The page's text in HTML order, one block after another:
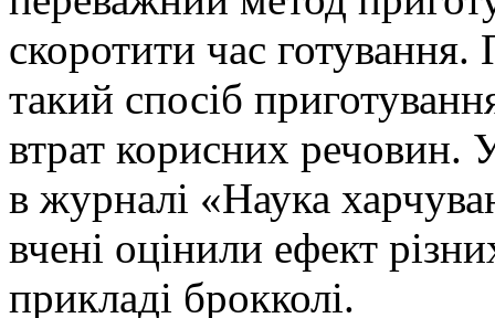
скоротити час
такий спосіб
втрат корисних речовин.
в журналі «Наука
вчені оцінили ефект
прикладі брокколі.